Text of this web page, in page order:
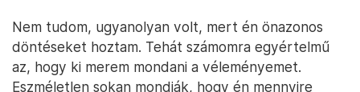
Nem tudom, ugyanolyan volt, mert én önazonos
döntéseket hoztam. Tehát számomra egyértelmű
az, hogy ki merem mondani a véleményemet.
Eszméletlen sokan mondják, hogy én mennyire